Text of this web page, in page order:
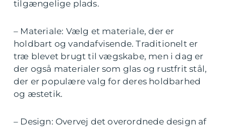
tilgængelige plads.
– Materiale: Vælg et materiale, der er
holdbart og vandafvisende. Traditionelt er
træ blevet brugt til vægskabe, men i dag er
der også materialer som glas og rustfrit stål,
der er populære valg for deres holdbarhed
og æstetik.
– Design: Overvej det overordnede design af